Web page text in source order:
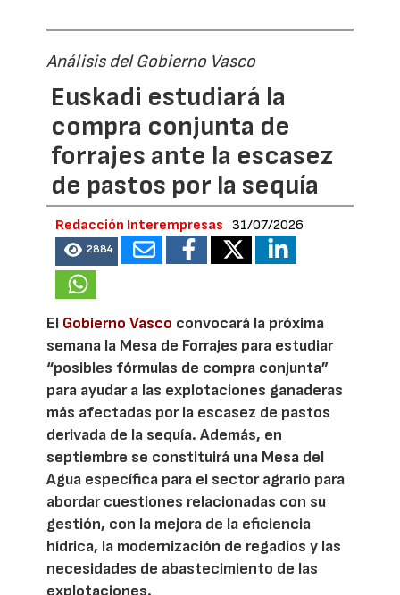
Análisis del Gobierno Vasco
Euskadi estudiará la
compra conjunta de
forrajes ante la escasez
de pastos por la sequía
Redacción Interempresas 31/07/2026
2884
El Gobierno Vasco convocará la próxima
semana la Mesa de Forrajes para estudiar
“posibles fórmulas de compra conjunta”
para ayudar a las explotaciones ganaderas
más afectadas por la escasez de pastos
derivada de la sequía. Además, en
septiembre se constituirá una Mesa del
Agua específica para el sector agrario para
abordar cuestiones relacionadas con su
gestión, con la mejora de la eficiencia
hídrica, la modernización de regadíos y las
necesidades de abastecimiento de las
explotaciones.